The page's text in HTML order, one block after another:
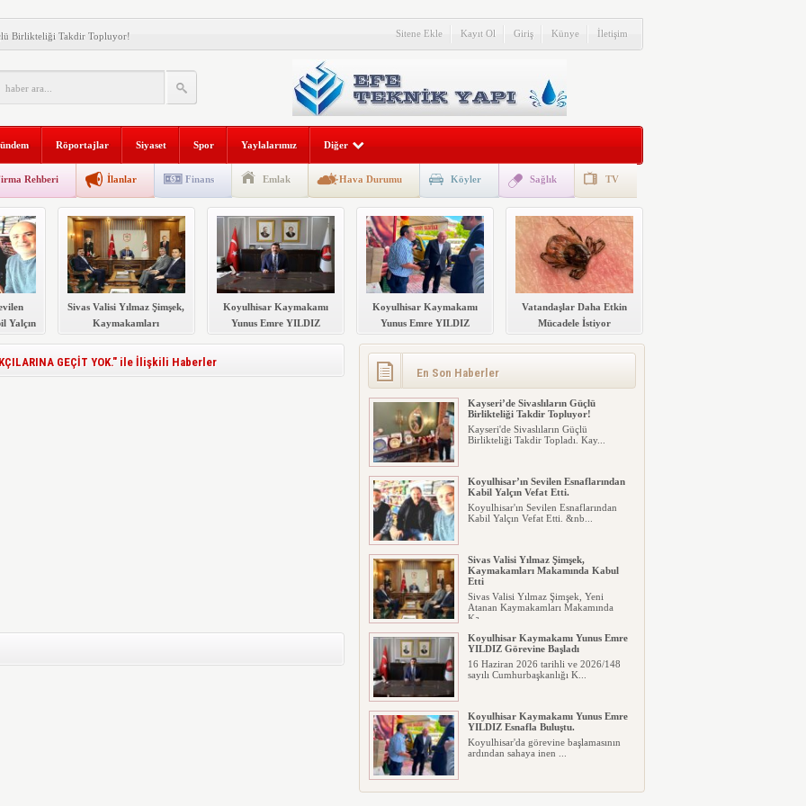
Birlikteliği Takdir Topluyor!
Kabil Yalçın Vefat Etti.
Makamında Kabul Etti
Emre YILDIZ Görevine Başladı
Emre YILDIZ Esnafla Buluştu.
İstiyor
Yüksek Kiralar Vatandaşın Gündeminde
Daha Kaç Can Gidecek?
GÖÇMEN KAÇAKÇILARINA GEÇİT YOK.
Sitene Ekle Kayıt Ol Giriş Künye İletişim
Röportajlar Siyaset Spor Yaylalarımız Diğer
Rehberi İlanlar Finans Emlak Hava Durumu Köyler Sağlık TV
Yalçın
Sivas Valisi Yılmaz Şimşek,
Kaymakamları
Koyulhisar Kaymakamı
Yunus Emre YILDIZ
Koyulhisar Kaymakamı
Yunus Emre YILDIZ
Vatandaşlar Daha Etkin
Mücadele İstiyor
GEÇİT YOK." ile İlişkili Haberler
En Son Haberler
Kayseri’de Sivaslıların Güçlü
Birlikteliği Takdir Topluyor!
Kayseri'de Sivaslıların Güçlü
Birlikteliği Takdir Topladı. Kay...
Koyulhisar’ın Sevilen Esnaflarından
Kabil Yalçın Vefat Etti.
Koyulhisar'ın Sevilen Esnaflarından
Kabil Yalçın Vefat Etti. &nb...
Sivas Valisi Yılmaz Şimşek,
Kaymakamları Makamında Kabul
Etti
Sivas Valisi Yılmaz Şimşek, Yeni
Atanan Kaymakamları Makamında
Ka...
Koyulhisar Kaymakamı Yunus Emre
YILDIZ Görevine Başladı
16 Haziran 2026 tarihli ve 2026/148
sayılı Cumhurbaşkanlığı K...
Koyulhisar Kaymakamı Yunus Emre
YILDIZ Esnafla Buluştu.
Koyulhisar'da görevine başlamasının
ardından sahaya inen ...
Koyulhisar Bir Çıkış Arıyor…